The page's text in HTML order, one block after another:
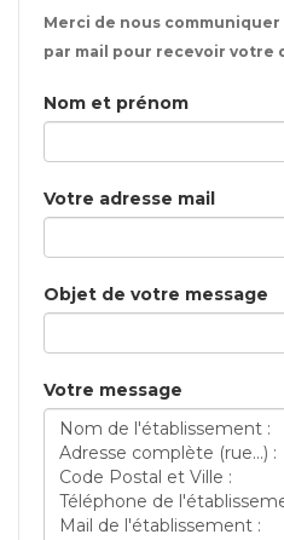
Merci de nous
par mail pour recevoir votre
Nom et prénom
Votre adresse mail
Objet de votre message
Votre message